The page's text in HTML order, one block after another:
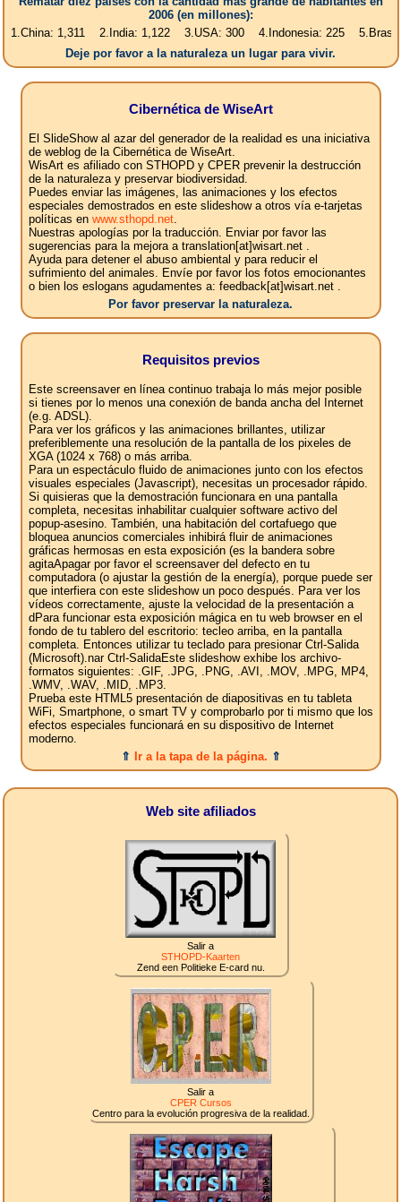
2006 (en millones):
1,311 2.India: 1,122 3.USA: 300 4.Indonesia: 225 5.Brasil: 187
Deje por favor a la naturaleza un lugar para vivir.
Cibernética de WiseArt
El SlideShow al azar del generador de la realidad es una iniciativa
de weblog de la Cibernética de WiseArt.
WisArt es afiliado con STHOPD y CPER prevenir la destrucción
de la naturaleza y preservar biodiversidad.
Puedes enviar las imágenes, las animaciones y los efectos
especiales demostrados en este slideshow a otros vía e-tarjetas
políticas en www.sthopd.net.
Nuestras apologías por la traducción. Enviar por favor las
sugerencias para la mejora a translation[at]wisart.net .
Ayuda para detener el abuso ambiental y para reducir el
sufrimiento del animales. Envíe por favor los fotos emocionantes
o bien los eslogans agudamentes a: feedback[at]wisart.net .
Por favor preservar la naturaleza.
Requisitos previos
Este screensaver en línea continuo trabaja lo más mejor posible
si tienes por lo menos una conexión de banda ancha del Internet
(e.g. ADSL).
Para ver los gráficos y las animaciones brillantes, utilizar
preferiblemente una resolución de la pantalla de los pixeles de
XGA (1024 x 768) o más arriba.
Para un espectáculo fluido de animaciones junto con los efectos
visuales especiales (Javascript), necesitas un procesador rápido.
Si quisieras que la demostración funcionara en una pantalla
completa, necesitas inhabilitar cualquier software activo del
popup-asesino. También, una habitación del cortafuego que
bloquea anuncios comerciales inhibirá fluir de animaciones
gráficas hermosas en esta exposición (es la bandera sobre
agitaApagar por favor el screensaver del defecto en tu
computadora (o ajustar la gestión de la energía), porque puede ser
que interfiera con este slideshow un poco después. Para ver los
vídeos correctamente, ajuste la velocidad de la presentación a
dPara funcionar esta exposición mágica en tu web browser en el
fondo de tu tablero del escritorio: tecleo arriba, en la pantalla
completa. Entonces utilizar tu teclado para presionar Ctrl-Salida
(Microsoft).nar Ctrl-SalidaEste slideshow exhibe los archivo-
formatos siguientes: .GIF, .JPG, .PNG, .AVI, .MOV, .MPG, MP4,
.WMV, .WAV, .MID, .MP3.
Prueba este HTML5 presentación de diapositivas en tu tableta
WiFi, Smartphone, o smart TV y comprobarlo por ti mismo que los
efectos especiales funcionará en su dispositivo de Internet
moderno.
⇑
Ir a la tapa de la página. ⇑
Web site afiliados
Salir a
STHOPD-Kaarten
Zend een Politieke E-card nu.
Salir a
CPER Cursos
Centro para la evolución progresiva de la realidad.